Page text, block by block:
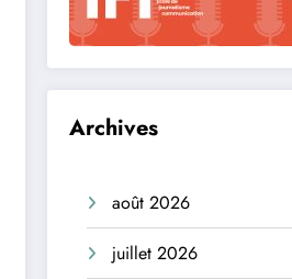
Archives
août 2026
juillet 2026